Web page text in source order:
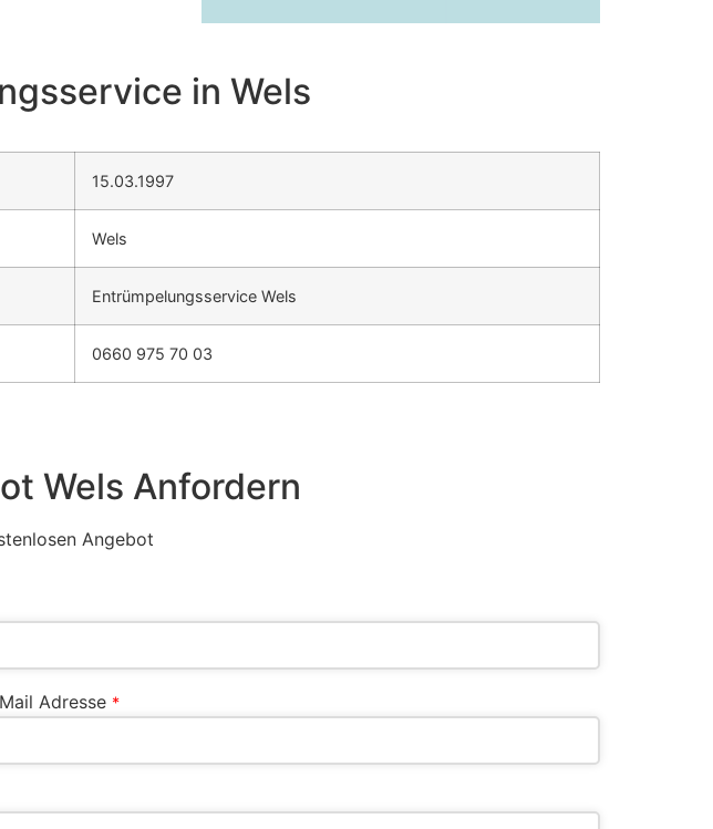
in Wels
15.03.1997
Wels
Entrümpelungsservice Wels
0660 975 70 03
Wels Anfordern
Angebot
Adresse *